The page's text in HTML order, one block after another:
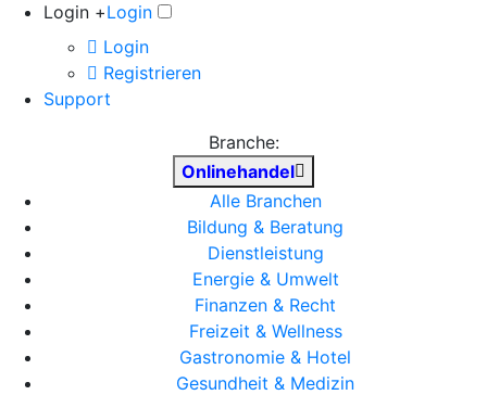
Login +Login
Login
Registrieren
Support
Branche:
Onlinehandel
Alle Branchen
Bildung & Beratung
Dienstleistung
Energie & Umwelt
Finanzen & Recht
Freizeit & Wellness
Gastronomie & Hotel
Gesundheit & Medizin